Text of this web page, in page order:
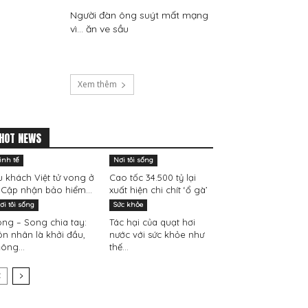
Người đàn ông suýt mất mạng
vì… ăn ve sầu
Xem thêm
HOT NEWS
tế
khách Việt tử vong ở
nhận bảo hiểm...
Nơi tôi sống
Cao tốc 34.500 tỷ lại
xuất hiện chi chít ‘ổ gà’
tôi sống
– Song chia tay:
nhân là khởi đầu,
Sức khỏe
Tác hại của quạt hơi
nước với sức khỏe như
thế...